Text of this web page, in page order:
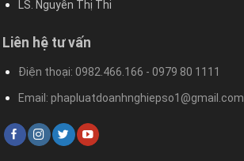
LS. Nguyễn Thị Thi
Liên hệ tư vấn
Điện thoại: 0982.466.166 - 0979 80 1111
Email: phapluatdoanhnghiepso1@gmail.com